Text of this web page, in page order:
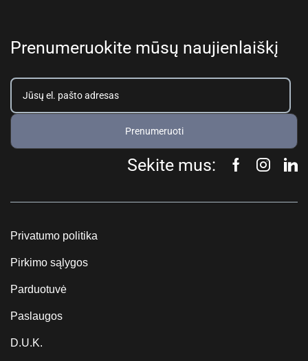
Prenumeruokite mūsų naujienlaiškį
Prenumeruoti
Sekite mus:
Privatumo politika
Pirkimo sąlygos
Parduotuvė
Paslaugos
D.U.K.